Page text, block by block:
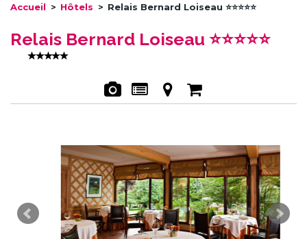
Accueil > Hôtels > Relais Bernard Loiseau ⭐⭐⭐⭐⭐
Relais Bernard Loiseau ⭐⭐⭐⭐⭐